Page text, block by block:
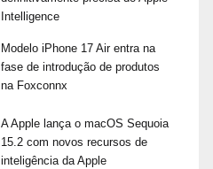
Intelligence
Modelo iPhone 17 Air entra na
fase de introdução de produtos
na Foxconnx
A Apple lança o macOS Sequoia
15.2 com novos recursos de
inteligência da Apple